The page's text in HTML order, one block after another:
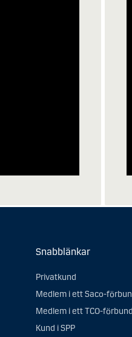
Snabblänkar
Privatkund
Medlem i ett Saco-
Medlem i ett TCO-förbund
Kund i SPP